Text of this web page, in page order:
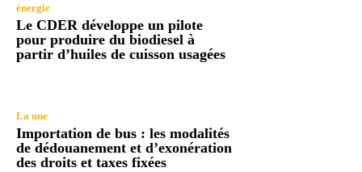
énergie
Le CDER développe un pilote
pour produire du biodiesel à
partir d’huiles de cuisson usagées
La une
Importation de bus : les modalités
de dédouanement et d’exonération
des droits et taxes fixées